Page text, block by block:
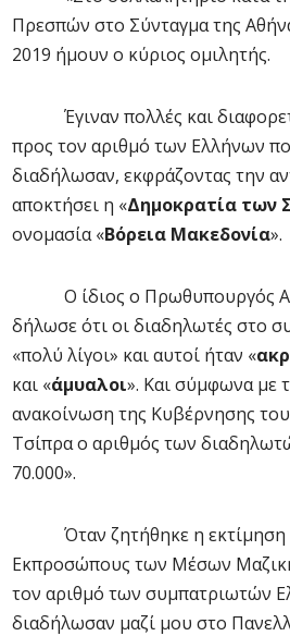
Πρεσπών στο Σύνταγμα της
2019 ήμουν ο κύριος ομιλητής.
Έγιναν πολλές και
προς τον αριθμό των Ελλήνων
διαδήλωσαν, εκφράζοντας την
αποκτήσει η «Δημοκρατία των
ονομασία «Βόρεια Μακεδονία».
Ο ίδιος ο Πρωθυπουργός
δήλωσε ότι οι διαδηλωτές στο
«πολύ λίγοι» και αυτοί ήταν «
και «άμυαλοι». Και σύμφωνα με
ανακοίνωση της Κυβέρνησης
Τσίπρα ο αριθμός των
70.000».
Όταν ζητήθηκε η εκτίμηση
Εκπροσώπους των Μέσων
τον αριθμό των συμπατριωτών
διαδήλωσαν μαζί μου στο